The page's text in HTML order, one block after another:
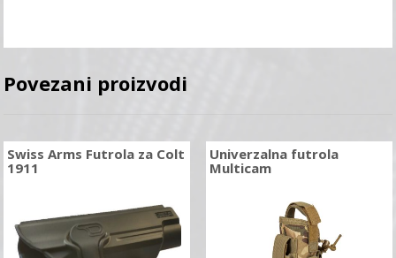
Povezani proizvodi
Swiss Arms Futrola za Colt
1911
Univerzalna futrola
Multicam